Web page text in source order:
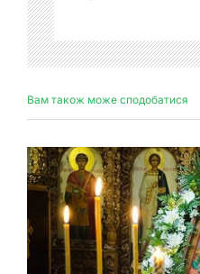
Вам також може сподобатися